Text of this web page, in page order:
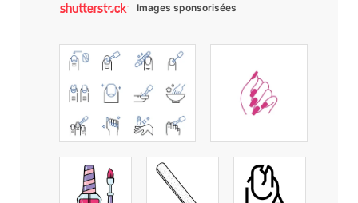
Images sponsorisées